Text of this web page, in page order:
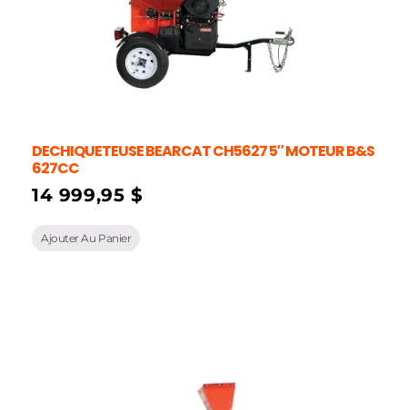
DECHIQUETEUSE BEARCAT CH5627 5″ MOTEUR B&S
627CC
14 999,95 $
Ajouter Au Panier